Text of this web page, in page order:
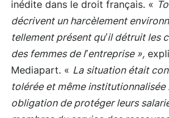
inédite dans le droit français. «
décrivent un harcèlement
tellement présent qu’il détruit les
des femmes de l’entreprise »,
Mediapart. « La situation était
tolérée et même institutionnalisée
obligation de protéger leurs